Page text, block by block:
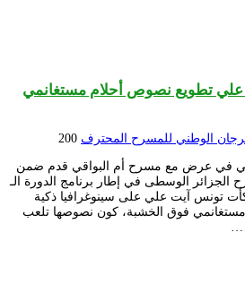
تطويع نصوص أحلام مستغانمي
الوطني للمسرح المحترف 200
في عرض مع مسرح أم البواقي قدم ضمن
الجزائر الوسطى في إطار برنامج الدورة الـ
تونس آيت علي على سينوغرافيا ذكية
مستغانمي فوق الخشبة، كون نصوصها تلعب
…